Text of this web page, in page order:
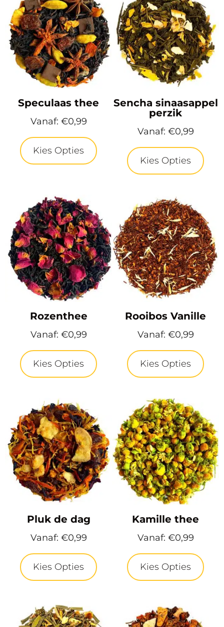
Speculaas thee
Vanaf: €0,99
Kies Opties
Sencha sinaasappel
perzik
Vanaf: €0,99
Kies Opties
Rozenthee
Vanaf: €0,99
Kies Opties
Rooibos Vanille
Vanaf: €0,99
Kies Opties
Pluk de dag
Vanaf: €0,99
Kies Opties
Kamille thee
Vanaf: €0,99
Kies Opties